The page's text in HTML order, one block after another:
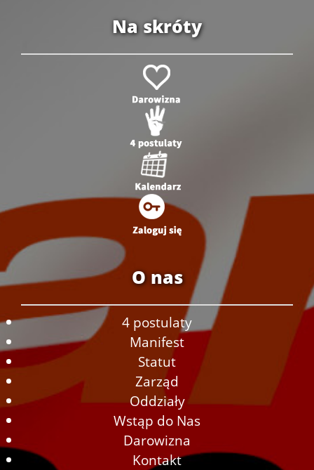
Na skróty
O nas
4 postulaty
Manifest
Statut
Zarząd
Oddziały
Wstąp do Nas
Darowizna
Kontakt